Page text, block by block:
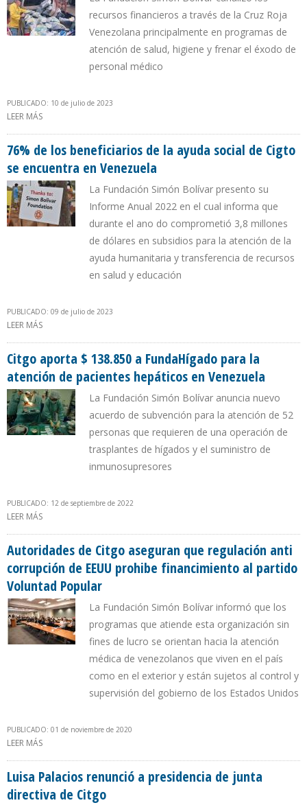
recursos financieros a través de la Cruz Roja
Venezolana principalmente en programas de
atención de salud, higiene y frenar el éxodo de
personal médico
PUBLICADO: 10 de julio de 2023
LEER MÁS
76% de los beneficiarios de la ayuda social de Cigto
se encuentra en Venezuela
La Fundación Simón Bolívar presento su
Informe Anual 2022 en el cual informa que
durante el ano do comprometió 3,8 millones
de dólares en subsidios para la atención de la
ayuda humanitaria y transferencia de recursos
en salud y educación
PUBLICADO: 09 de julio de 2023
LEER MÁS
Citgo aporta $ 138.850 a FundaHígado para la
atención de pacientes hepáticos en Venezuela
La Fundación Simón Bolívar anuncia nuevo
acuerdo de subvención para la atención de 52
personas que requieren de una operación de
trasplantes de hígados y el suministro de
inmunosupresores
PUBLICADO: 12 de septiembre de 2022
LEER MÁS
Autoridades de Citgo aseguran que regulación anti
corrupción de EEUU prohibe financimiento al partido
Voluntad Popular
La Fundación Simón Bolívar informó que los
programas que atiende esta organización sin
fines de lucro se orientan hacia la atención
médica de venezolanos que viven en el país
como en el exterior y están sujetos al control y
supervisión del gobierno de los Estados Unidos
PUBLICADO: 01 de noviembre de 2020
LEER MÁS
PARTIDO VOLUNTAD POPULAR
Luisa Palacios renunció a presidencia de junta
directiva de Citgo